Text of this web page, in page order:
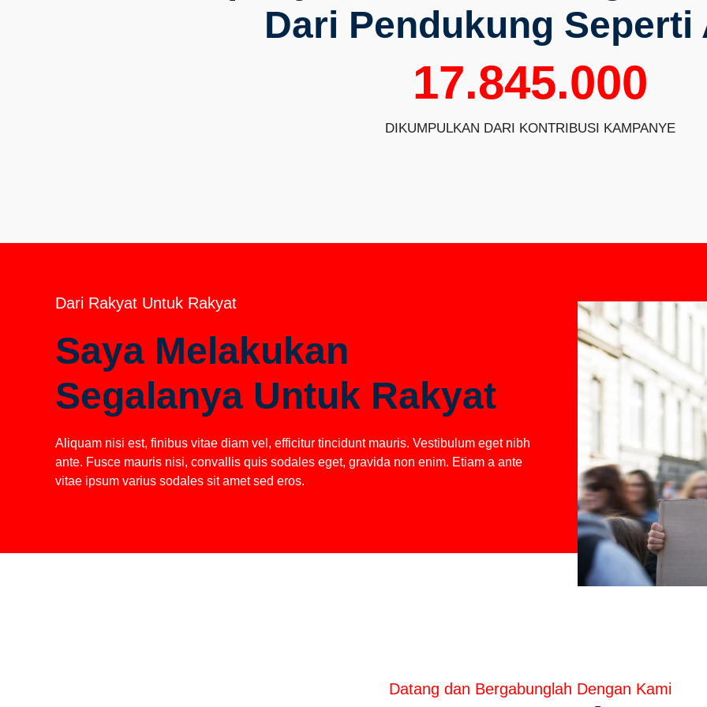
Dari Pendukung Seperti
17.845.000
DIKUMPULKAN DARI KONTRIBUSI KAMPANYE
Dari Rakyat Untuk Rakyat
Saya Melakukan
Segalanya Untuk Rakyat
Aliquam nisi est, finibus vitae diam vel, efficitur tincidunt mauris. Vestibulum eget nibh
ante. Fusce mauris nisi, convallis quis sodales eget, gravida non enim. Etiam a ante
vitae ipsum varius sodales sit amet sed eros.
Datang dan Bergabunglah Dengan Kami